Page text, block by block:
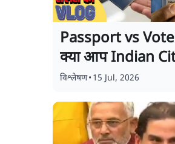
Passport vs
क्या आप Indian
Shailesh Explains
विश्लेषण• 15 Jul, 2026